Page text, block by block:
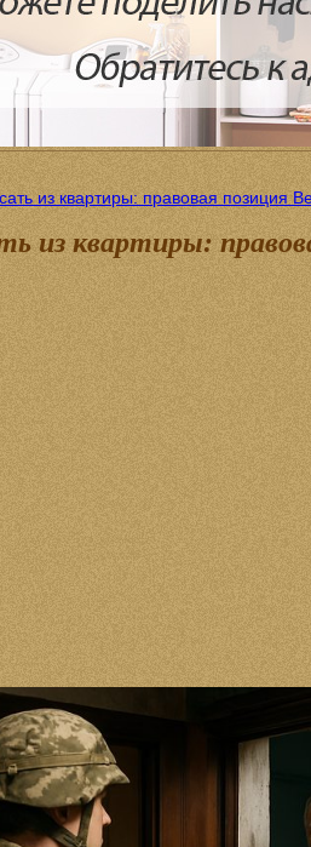
из квартиры: правовая позиция
из квартиры: